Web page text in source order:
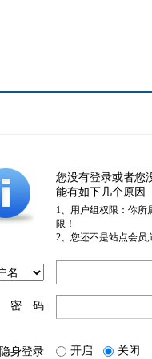
您没有登录或者您
能有如下几个原因
1、用户组权限：你所
限！
2、您还不是站点会员
密 码
隐身登录 开启 关闭